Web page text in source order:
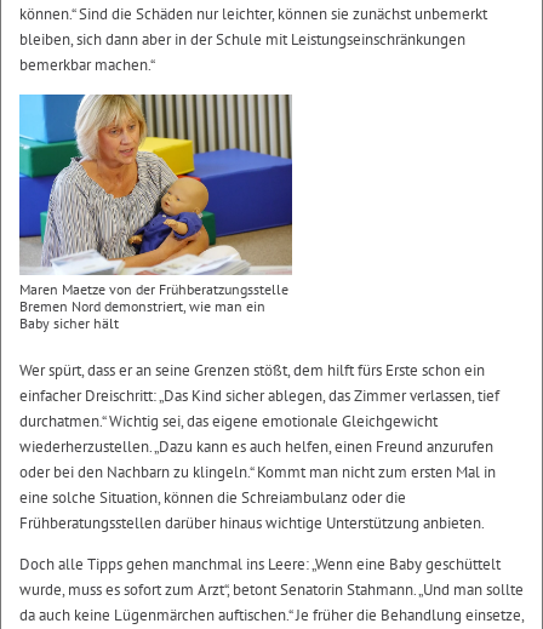
können.“ Sind die Schäden nur leichter, können sie zunächst unbemerkt
bleiben, sich dann aber in der Schule mit Leistungseinschränkungen
bemerkbar machen.“
Maren Maetze von der Frühberatzungsstelle
Bremen Nord demonstriert, wie man ein
Baby sicher hält
Wer spürt, dass er an seine Grenzen stößt, dem hilft fürs Erste schon ein
einfacher Dreischritt: „Das Kind sicher ablegen, das Zimmer verlassen, tief
durchatmen.“ Wichtig sei, das eigene emotionale Gleichgewicht
wiederherzustellen. „Dazu kann es auch helfen, einen Freund anzurufen
oder bei den Nachbarn zu klingeln.“ Kommt man nicht zum ersten Mal in
eine solche Situation, können die Schreiambulanz oder die
Frühberatungsstellen darüber hinaus wichtige Unterstützung anbieten.
Doch alle Tipps gehen manchmal ins Leere: „Wenn eine Baby geschüttelt
wurde, muss es sofort zum Arzt“, betont Senatorin Stahmann. „Und man sollte
da auch keine Lügenmärchen auftischen.“ Je früher die Behandlung einsetze,